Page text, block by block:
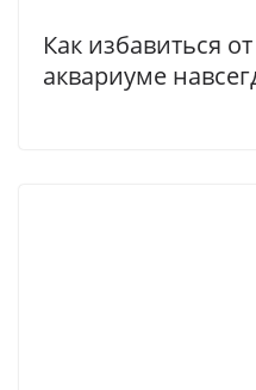
Как избавиться
аквариуме